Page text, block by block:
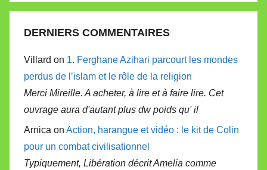
DERNIERS COMMENTAIRES
Villard on 1. Ferghane Azihari parcourt les mondes
perdus de l’islam et le rôle de la religion
Merci Mireille. A acheter, à lire et à faire lire. Cet
ouvrage aura d'autant plus dw poids qu' il
Arnica on Action, harangue et vidéo : le kit de Colin
pour un combat civilisationnel
Typiquement, Libération décrit Amelia comme